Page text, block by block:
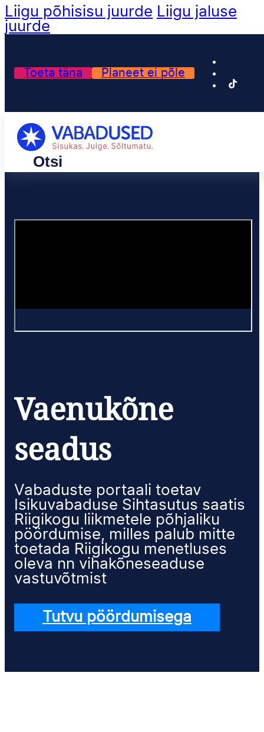
Liigu põhisisu juurde Liigu jaluse
juurde
Toeta täna Planeet ei põle
Vaenukõne
seadus
Vabaduste portaali toetav
Isikuvabaduse Sihtasutus saatis
Riigikogu liikmetele põhjaliku
pöördumise, milles palub mitte
toetada Riigikogu menetluses
oleva nn vihakõneseaduse
vastuvõtmist
Tutvu pöördumisega